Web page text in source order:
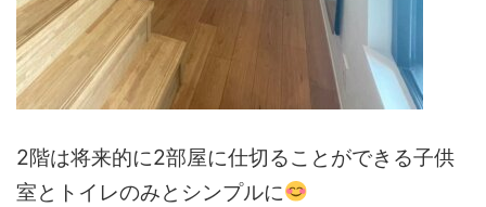
2階は将来的に2部屋に仕切ることができる子供
室とトイレのみとシンプルに